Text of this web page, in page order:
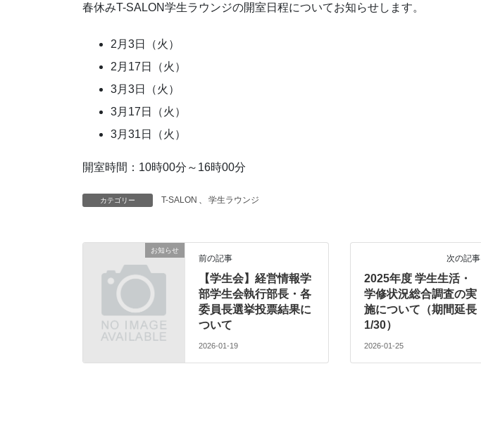
春休みT-SALON学生ラウンジの開室日程についてお知らせします。
2月3日（火）
2月17日（火）
3月3日（火）
3月17日（火）
3月31日（火）
開室時間：10時00分～16時00分
カテゴリー T-SALON 、 学生ラウンジ
お知らせ
前の記事
【学生会】経営情報学
部学生会執行部長・各
委員長選挙投票結果に
ついて
2026-01-19
次の記事
2025年度 学生生活・
学修状況総合調査の実
施について（期間延長
1/30）
2026-01-25